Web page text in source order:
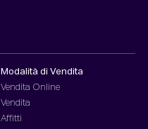
Modalità di Vendita
Vendita Online
Vendita
Affitti